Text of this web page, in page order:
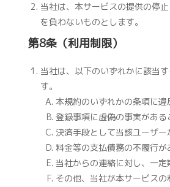
当社は、本サービスの提供の停
を負わないものとします。
第8条（利用制限）
当社は、以下のいずれかに該当
す。
本規約のいずれかの条項に違
登録事項に虚偽の事実があ
決済手段として当該ユーザ
料金等の支払債務の不履行が
当社からの連絡に対し、一
その他、当社が本サービス